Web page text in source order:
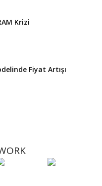
Krizi
Fiyat Artışı